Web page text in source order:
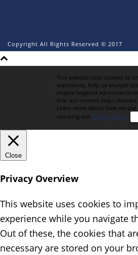
Copyright All Rights Reserved © 2017
This website uses cookies to
experience, help us analyze
enable targeted
that our content stays
Learn more about how we use
checking our Privacy Policy.
Close
Privacy Overview
This website uses cookies to
experience while you navigate
Out of these, the cookies that
necessary are stored on your